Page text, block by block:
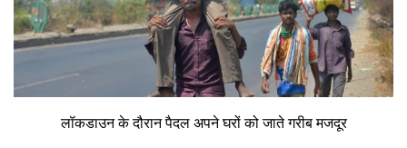
लॉकडाउन के दौरान पैदल अपने घरों को जाते गरीब मजदूर